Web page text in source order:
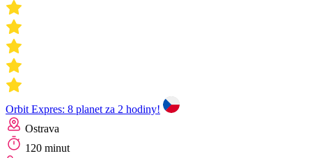
Orbit Expres: 8 planet za 2 hodiny!
Ostrava
120 minut